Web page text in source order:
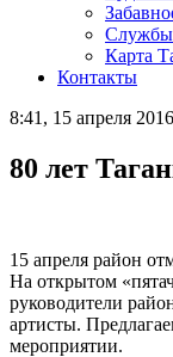
Службы
Карта
Контакты
8:41, 15 апреля 2016
80 лет
15 апреля район
На открытом
руководители
артисты.
мероприятии.